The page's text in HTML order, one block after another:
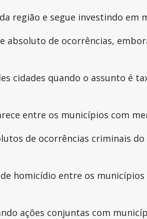
região e segue investindo em
absoluto de ocorrências,
cidades quando o assunto é
entre os municípios com
de ocorrências criminais
homicídio entre os
ações conjuntas com